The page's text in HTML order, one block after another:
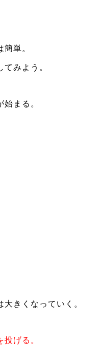
単。
みよう。
まる。
きくなっていく。
投げる。